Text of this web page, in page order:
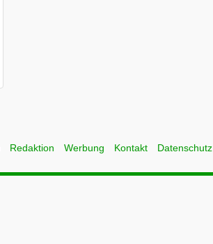
Redaktion Werbung Kontakt Datenschutz